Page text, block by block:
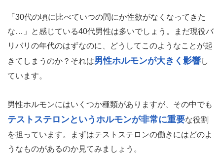
「30代の頃に比べていつの間にか性欲がなくなってきた
な…」と感じている40代男性は多いでしょう。まだ現役バ
リバリの年代のはずなのに、どうしてこのようなことが起
きてしまうのか？それは男性ホルモンが大きく影響し
ています。
男性ホルモンにはいくつか種類がありますが、その中でも
テストステロンというホルモンが非常に重要な役割
を担っています。まずはテストステロンの働きにはどのよ
うなものがあるのか見てみましょう。